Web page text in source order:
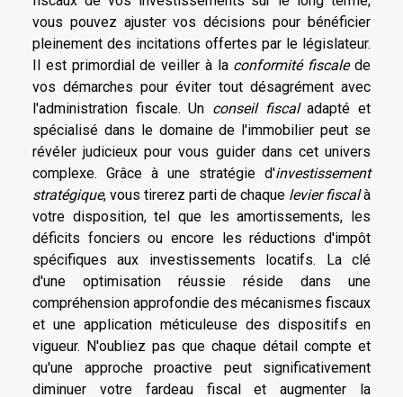
vous pouvez ajuster vos décisions pour bénéficier
pleinement des incitations offertes par le législateur.
Il est primordial de veiller à la conformité fiscalede
vos démarches pour éviter tout désagrément avec
l'administration fiscale. Un conseil fiscaladapté et
spécialisé dans le domaine de l'immobilier peut se
révéler judicieux pour vous guider dans cet univers
complexe. Grâce à une stratégie d'investissement
stratégique, vous tirerez parti de chaque levier fiscalà
votre disposition, tel que les amortissements, les
déficits fonciers ou encore les réductions d'impôt
spécifiques aux investissements locatifs. La clé
d'une optimisation réussie réside dans une
compréhension approfondie des mécanismes fiscaux
et une application méticuleuse des dispositifs en
vigueur. N'oubliez pas que chaque détail compte et
qu'une approche proactive peut significativement
diminuer votre fardeau fiscal et augmenter la